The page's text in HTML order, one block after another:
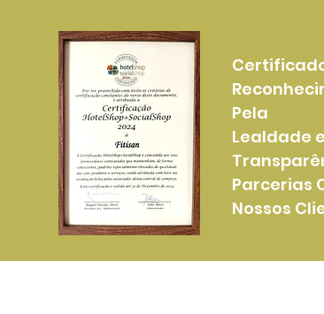
Pela
Lealdade e
Parcerias
Nossos